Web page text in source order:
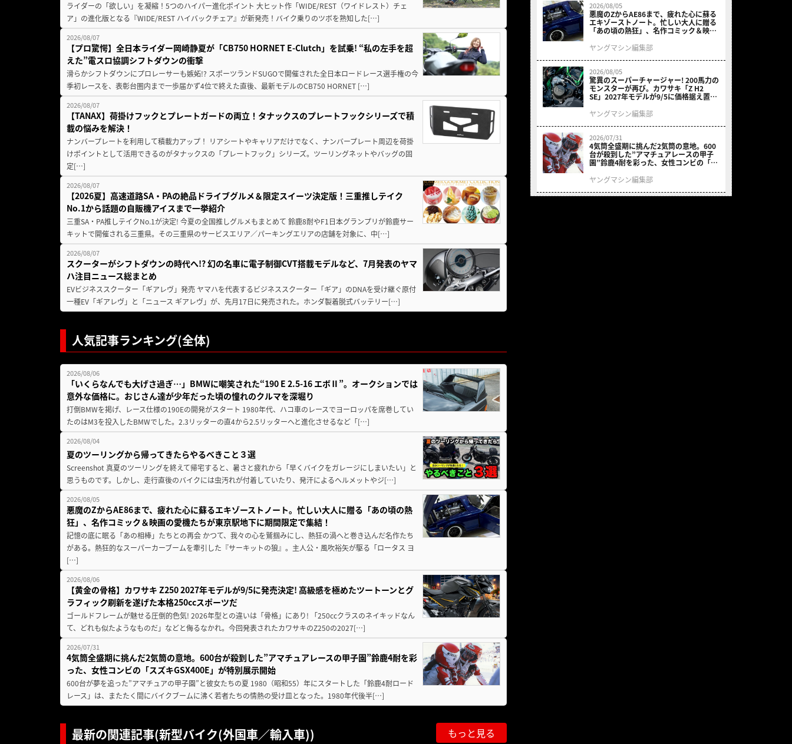
ライダーの「欲しい」を凝縮！5つのハイパー進化ポイント 大ヒット作「WIDE/REST（ワイドレスト）チェ
ア」の進化版となる『WIDE/REST ハイバックチェア』が新発売！バイク乗りのツボを熟知した[…]
2026/08/07
【プロ驚愕】全日本ライダー岡崎静夏が「CB750 HORNET E-Clutch」を試乗! “私の左手を超
えた”電スロ協調シフトダウンの衝撃
滑らかシフトダウンにプロレーサーも嫉妬!? スポーツランドSUGOで開催された全日本ロードレース選手権の今
季初レースを、表彰台圏内まで一歩届かず4位で終えた直後、最新モデルのCB750 HORNET […]
2026/08/07
【TANAX】荷掛けフックとプレートガードの両立！タナックスのプレートフックシリーズで積
載の悩みを解決！
ナンバープレートを利用して積載力アップ！ リアシートやキャリアだけでなく、ナンバープレート周辺を荷掛
けポイントとして活用できるのがタナックスの「プレートフック」シリーズ。ツーリングネットやバッグの固
定[…]
2026/08/07
【2026夏】高速道路SA・PAの絶品ドライブグルメ＆限定スイーツ決定版！三重推しテイク
No.1から話題の自販機アイスまで一挙紹介
三重SA・PA推しテイクNo.1が決定! 今夏の全国推しグルメもまとめて 鈴鹿8耐やF1日本グランプリが鈴鹿サー
キットで開催される三重県。その三重県のサービスエリア／パーキングエリアの店舗を対象に、中[…]
2026/08/07
スクーターがシフトダウンの時代へ!? 幻の名車に電子制御CVT搭載モデルなど、7月発表のヤマ
ハ注目ニュース総まとめ
EVビジネススクーター「ギアレヴ」発売 ヤマハを代表するビジネススクーター「ギア」のDNAを受け継ぐ原付
一種EV「ギアレヴ」と「ニュース ギアレヴ」が、先月17日に発売された。ホンダ製着脱式バッテリー[…]
人気記事ランキング(全体)
2026/08/06
「いくらなんでも大げさ過ぎ…」BMWに嘲笑された“190 E 2.5-16 エボⅡ”。オークションでは
意外な価格に。おじさん達が少年だった頃の憧れのクルマを深堀り
打倒BMWを掲げ、レース仕様の190Eの開発がスタート 1980年代、ハコ車のレースでヨーロッパを席巻してい
たのはM3を投入したBMWでした。2.3リッターの直4から2.5リッターへと進化させるなど「[…]
2026/08/04
夏のツーリングから帰ってきたらやるべきこと３選
Screenshot 真夏のツーリングを終えて帰宅すると、暑さと疲れから「早くバイクをガレージにしまいたい」と
思うものです。しかし、走行直後のバイクには虫汚れが付着していたり、発汗によるヘルメットやジ[…]
2026/08/05
悪魔のZからAE86まで、疲れた心に蘇るエキゾーストノート。忙しい大人に贈る「あの頃の熱
狂」、名作コミック＆映画の愛機たちが東京駅地下に期間限定で集結！
記憶の底に眠る「あの相棒」たちとの再会 かつて、我々の心を鷲掴みにし、熱狂の渦へと巻き込んだ名作たち
がある。熱狂的なスーパーカーブームを牽引した『サーキットの狼』。主人公・風吹裕矢が駆る「ロータス ヨ
[…]
2026/08/06
【黄金の骨格】カワサキ Z250 2027年モデルが9/5に発売決定! 高級感を極めたツートーンとグ
ラフィック刷新を遂げた本格250ccスポーツだ
ゴールドフレームが魅せる圧倒的色気! 2026年型との違いは「骨格」にあり! 「250ccクラスのネイキッドなん
て、どれも似たようなものだ」などと侮るなかれ。今回発表されたカワサキのZ250の2027[…]
2026/07/31
4気筒全盛期に挑んだ2気筒の意地。600台が殺到した”アマチュアレースの甲子園”鈴鹿4耐を彩
った、女性コンビの「スズキGSX400E」が特別展示開始
600台が夢を追った”アマチュアの甲子園”と彼女たちの夏 1980（昭和55）年にスタートした「鈴鹿4耐ロード
レース」は、またたく間にバイクブームに沸く若者たちの情熱の受け皿となった。1980年代後半[…]
最新の関連記事(新型バイク(外国車／輸入車)) もっと見る
2026/08/05
悪魔のZからAE86まで、疲れた心に蘇る
エキゾーストノート。忙しい大人に贈る
「あの頃の熱狂」、名作コミック＆映画
結！
ヤングマシン編集部
2026/08/05
驚異のスーパーチャージャー! 200馬力の
モンスターが再び。カワサキ「Z H2
SE」2027年モデルが9/5に価格据え置き
ヤングマシン編集部
2026/07/31
4気筒全盛期に挑んだ2気筒の意地。600
台が殺到した”アマチュアレースの甲子
園”鈴鹿4耐を彩った、女性コンビの「ス
ヤングマシン編集部